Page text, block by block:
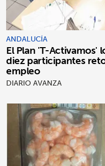
ANDALUCÍA
El Plan 'T-Activamos'
diez participantes
empleo
DIARIO AVANZA